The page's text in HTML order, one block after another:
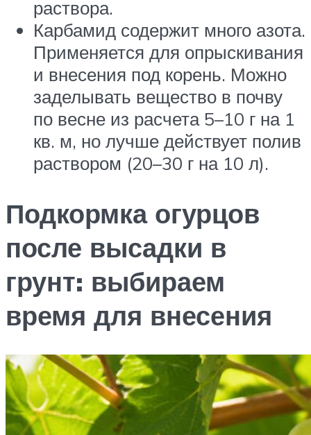
раствора.
Карбамид содержит много азота.
Применяется для опрыскивания
и внесения под корень. Можно
заделывать вещество в почву
по весне из расчета 5–10 г на 1
кв. м, но лучше действует полив
раствором (20–30 г на 10 л).
Подкормка огурцов
после высадки в
грунт: выбираем
время для внесения